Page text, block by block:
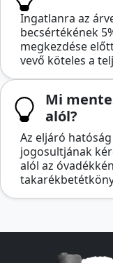
Ingatlanra az
becsértékének
megkezdése
vevő köteles a
Mi
alól?
Az eljáró
jogosultjának
alól az